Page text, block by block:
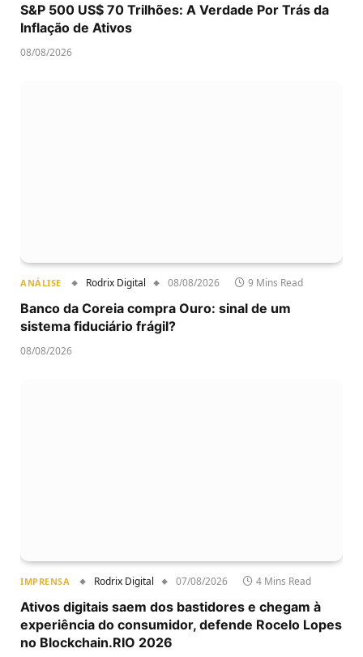
S&P 500 US$ 70 Trilhões: A Verdade Por Trás da
Inflação de Ativos
08/08/2026
ANÁLISE Rodrix Digital 08/08/2026 9 Mins Read
Banco da Coreia compra Ouro: sinal de um
sistema fiduciário frágil?
08/08/2026
IMPRENSA Rodrix Digital 07/08/2026 4 Mins Read
Ativos digitais saem dos bastidores e chegam à
experiência do consumidor, defende Rocelo Lopes
no Blockchain.RIO 2026